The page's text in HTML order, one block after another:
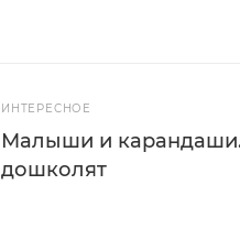
ИНТЕРЕСНОЕ
Малыши и
дошколят